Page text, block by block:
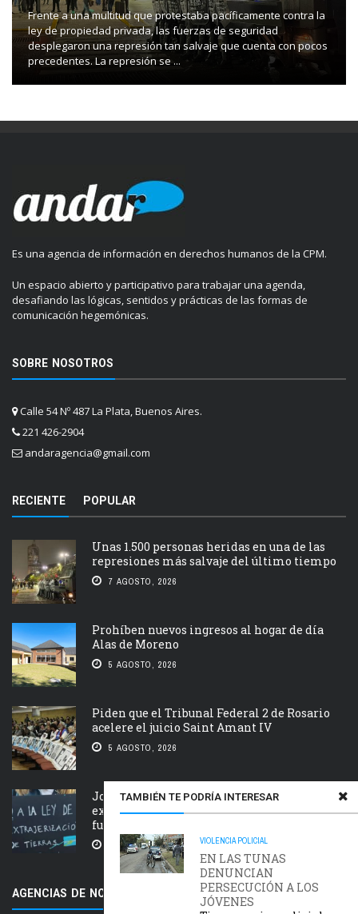
TAMBIÉN TE PODRÍA INTERESAR
VIOLENCIA POLICIAL
EN LAS TUNAS
DENUNCIAN
PERSECUCIÓN A LOS
JÓVENES
Frente a una multitud que protestaba pacíficamente contra la
ley de propiedad privada, las fuerzas de seguridad
desplegaron una represión tan salvaje que cuenta con pocos
precedentes. La represión se ...
Es una agencia de información en derechos humanos de la CPM.
Un espacio abierto y participativo para trabajar una agenda,
desafiando las lógicas, sentidos y prácticas de las formas de
comunicación hegemónicas.
SOBRE NOSOTROS
Calle 54 Nº 487 La Plata, Buenos Aires.
221 426-2904
andaragencia@gmail.com
RECIENTE POPULAR
Unas 1.500 personas heridas en una de las
represiones más salvaje del último tiempo
7 AGOSTO, 2026
Prohíben nuevos ingresos al hogar de día
Alas de Moreno
5 AGOSTO, 2026
Piden que el Tribunal Federal 2 de Rosario
acelere el juicio Saint Amant IV
5 AGOSTO, 2026
Jornada nacional en rechazo a la
extranjerización de tierras, manejo del
fuego y desalojos
5 AGOSTO, 2026
AGENCIAS DE NOTICIAS AMIGAS